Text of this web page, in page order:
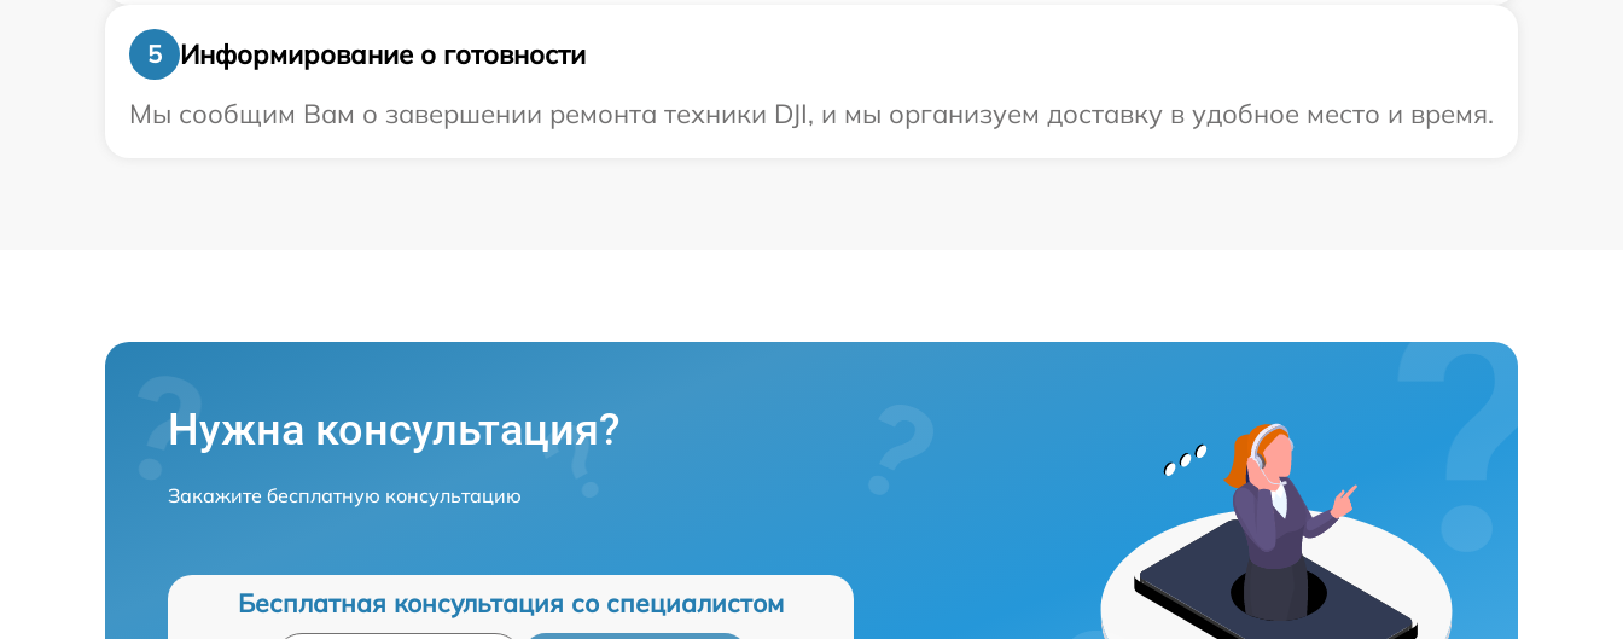
5
Информирование о готовности
Мы сообщим Вам о завершении ремонта техники DJI, и мы организуем доставку в удобное место и время.
Нужна консультация?
Закажите бесплатную консультацию
Бесплатная консультация со специалистом